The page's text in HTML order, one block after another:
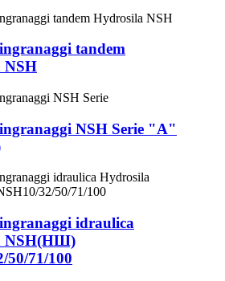
tandem
NSH
NSH Serie "A"
idraulica
NSH(НШ)
50/71/100